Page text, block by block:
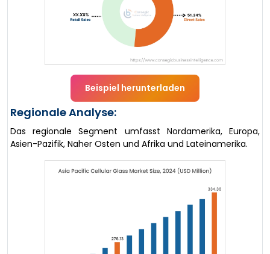
Beispiel herunterladen
Regionale Analyse:
Das regionale Segment umfasst Nordamerika, Europa,
Asien-Pazifik, Naher Osten und Afrika und Lateinamerika.